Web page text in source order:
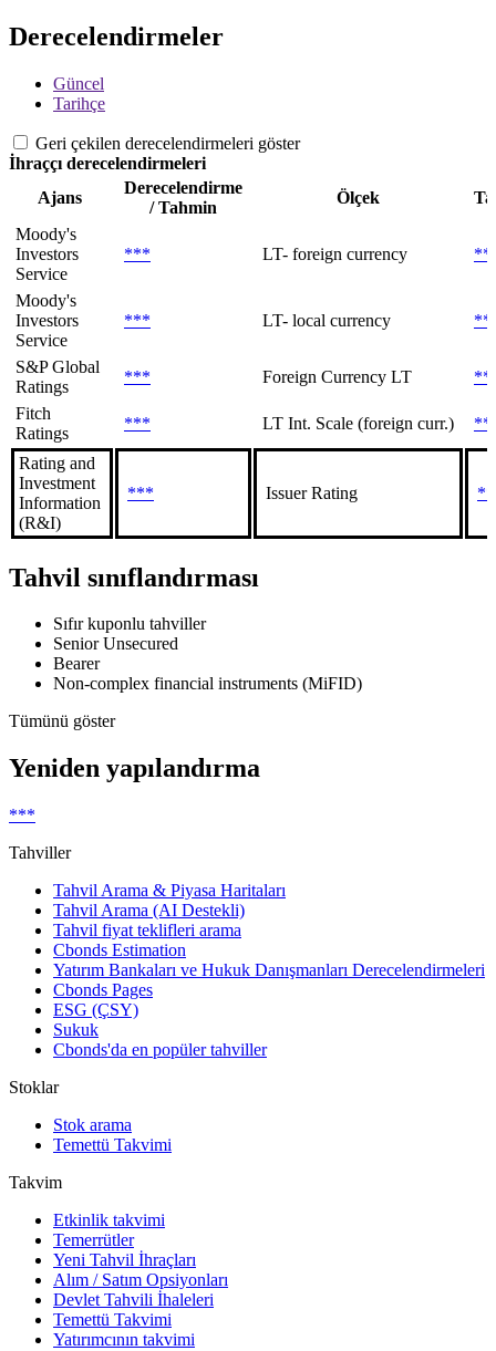
Derecelendirmeler
Güncel
Tarihçe
Geri çekilen derecelendirmeleri göster
İhraççı derecelendirmeleri
Ajans
Derecelendirme
/ Tahmin
Ölçek
Moody's
Investors
Service
*** LT- foreign currency
Moody's
Investors
Service
*** LT- local currency
S&P Global
Ratings
*** Foreign Currency LT
Fitch
Ratings
*** LT Int. Scale (foreign curr.)
Rating and
Investment
Information
(R&I)
*** Issuer Rating
Tahvil sınıflandırması
Sıfır kuponlu tahviller
Senior Unsecured
Bearer
Non-complex financial instruments (MiFID)
Tümünü göster
Yeniden yapılandırma
***
Tahviller
Tahvil Arama & Piyasa Haritaları
Tahvil Arama (AI Destekli)
Tahvil fiyat teklifleri arama
Cbonds Estimation
Yatırım Bankaları ve Hukuk Danışmanları Derecelendirmeleri
Cbonds Pages
ESG (ÇSY)
Sukuk
Cbonds'da en popüler tahviller
Stoklar
Stok arama
Temettü Takvimi
Takvim
Etkinlik takvimi
Temerrütler
Yeni Tahvil İhraçları
Alım / Satım Opsiyonları
Devlet Tahvili İhaleleri
Temettü Takvimi
Yatırımcının takvimi